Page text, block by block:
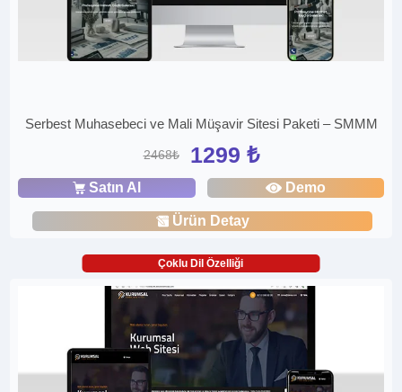
Serbest Muhasebeci ve Mali Müşavir Sitesi Paketi – SMMM
2468₺ 1299 ₺
Satın Al Demo
Ürün Detay
Çoklu Dil Özelliği